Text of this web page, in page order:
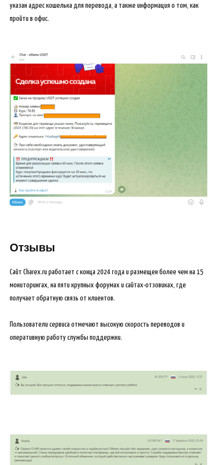
указан адрес кошелька для перевода, а также информация о том, как
пройти в офис.
Отзывы
Сайт Charex.ru работает с конца 2024 года и размещен более чем на 15
мониторингах, на пяти крупных форумах и сайтах-отзовиках, где
получает обратную связь от клиентов.
Пользователи сервиса отмечают высокую скорость переводов и
оперативную работу службы поддержки.